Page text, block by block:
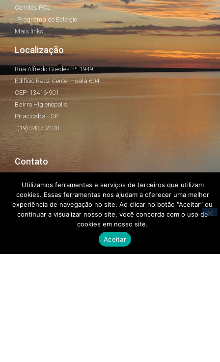
Comitês PCJ
Programa de Estágio
Mais links...
Localização
Rua Alfredo Guedes nº 1949
Edifício Racz Center - sala 604
CEP: 13416-901
Bairro Higienópolis
Piracicaba - SP
(19) 3437-2100
Contato
Utilizamos ferramentas e serviços de terceiros que utilizam
cookies. Essas ferramentas nos ajudam a oferecer uma melhor
experiência de navegação no site. Ao clicar no botão “Aceitar” ou
continuar a visualizar nosso site, você concorda com o uso de
cookies em nosso site.
Aceitar